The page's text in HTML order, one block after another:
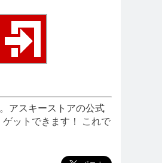
アスキーストアの公式
ットできます！ これで